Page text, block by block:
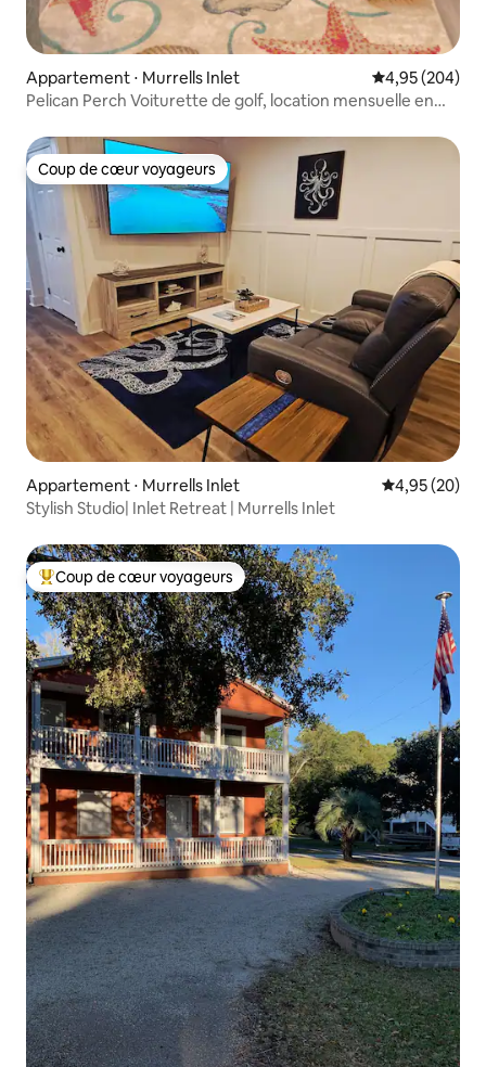
Appartement ⋅ Murrells Inlet Évaluation
4,95 (204)
Pelican Perch Voiturette de golf, location mensuelle en
Coup de cœur voyageurs
Coup de cœur voyageurs
Appartement ⋅ Murrells Inlet Évaluation
4,95 (20)
Stylish Studio| Inlet Retreat | Murrells Inlet
Coups de cœur voyageurs les plus appréciés
Coup de cœur voyageurs